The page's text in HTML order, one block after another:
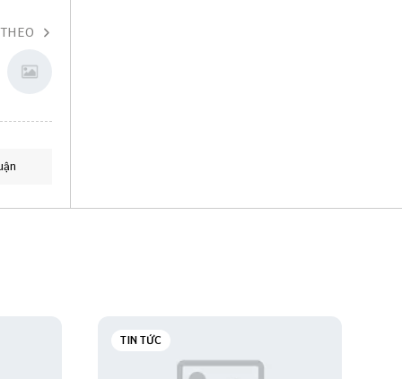
TIN TỨC